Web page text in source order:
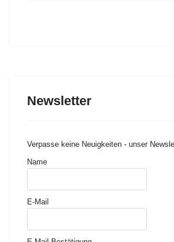
Newsletter
Verpasse keine Neuigkeiten - unser
Name
E-Mail